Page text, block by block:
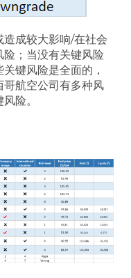
成较大影响/在社会
；当没有关键风险
键风险是全面的，
航空公司有多种风
险。